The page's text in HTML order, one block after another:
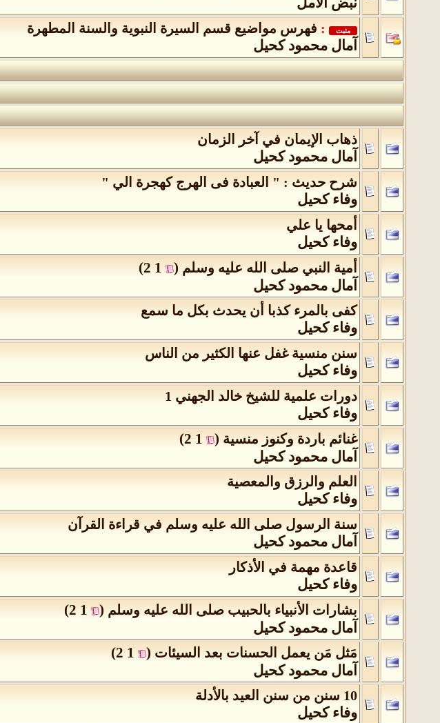
مثبت : فهرس مواضيع قسم السيرة النبوية والسنة المطهرة
آمال محمود كحيل
ذهاب الإيمان في آخر الزمان
آمال محمود كحيل
شرح حديث : " العبادة فى الهرج كهجرة الي "
وفاء كحيل
أمحها يا علي
وفاء كحيل
أمية النبي صلى الله عليه وسلم (
1
2
)
آمال محمود كحيل
كفى بالمرء كذبا أن يحدث بكل ما سمع
وفاء كحيل
سنن منسية غفل عنها الكثير من الناس
وفاء كحيل
دورات علمية للشيخ خالد الجهني 1
وفاء كحيل
غنائم باردة وكنوز منسية (
1
2
)
آمال محمود كحيل
العلم والرزق والمعصية
وفاء كحيل
سنة الرسول صلى الله عليه وسلم في قراءة القرآن
آمال محمود كحيل
قاعدة مهمة في الأذكار
وفاء كحيل
بشارات الأنبياء بالحبيب صلى الله عليه وسلم (
1
2
)
آمال محمود كحيل
مَثل مَن يعمل الحسنات بعد السيئات (
1
2
)
آمال محمود كحيل
10 سنن من سنن العيد بالأدلة
وفاء كحيل